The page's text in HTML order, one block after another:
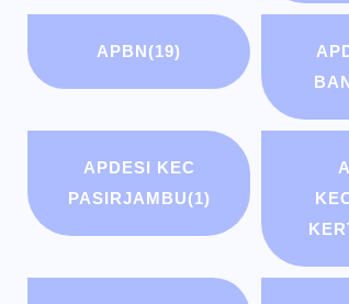
APBN(19)
APDESI KEC
PASIRJAMBU(1)